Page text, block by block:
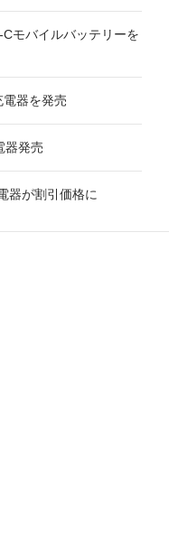
モバイルバッテリーを
器を発売
器発売
器が割引価格に